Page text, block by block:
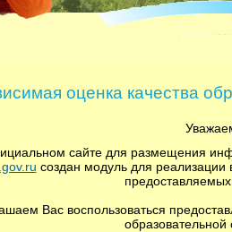
оценка качества
сайте для размещения
создан модуль для реализации
предоставляемых
Вас воспользоваться
образовательной